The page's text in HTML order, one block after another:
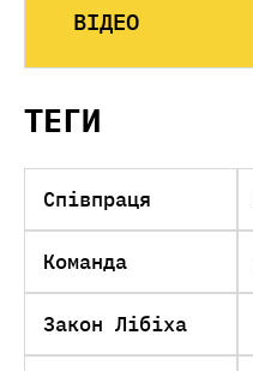
ВІДЕО
ТЕГИ
Співпраця
Команда
Закон Лібіха